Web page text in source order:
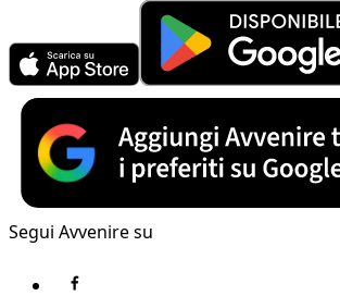
Segui Avvenire su